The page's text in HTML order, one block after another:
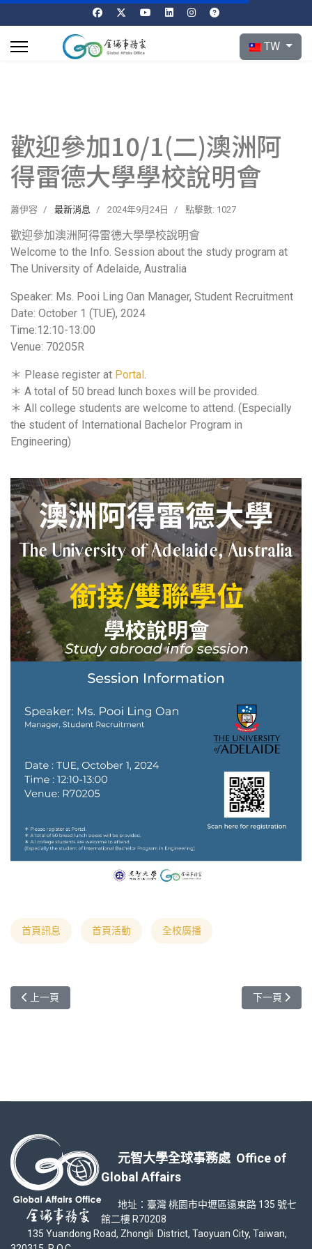
選擇你的語言
TW
歡迎參加10/1(二)澳洲阿
得雷德大學學校說明會
蕭伊容 最新消息 2024年9月24日 點擊數: 1027
歡迎參加澳洲阿得雷德大學學校說明會
Welcome to the Info. Session about the study program at
The University of Adelaide, Australia
Speaker: Ms. Pooi Ling Oan Manager, Student Recruitment
Date: October 1 (TUE), 2024
Time:12:10-13:00
Venue: 70205R
＊ Please register at Portal.
＊ A total of 50 bread lunch boxes will be provided.
＊ All college students are welcome to attend. (Especially
the student of International Bachelor Program in
Engineering)
首頁訊息 首頁活動 全校廣播
上一篇文章: 歡迎參加10/9(三)美國辛辛納提大學學校說明會
上一頁 下一篇文章:
下一頁
元智大學全球事務處 Office of
Global Affairs
地址：臺灣 桃園市中壢區遠東路 135 號七
館二樓 R70208
135 Yuandong Road, Zhongli District, Taoyuan City, Taiwan,